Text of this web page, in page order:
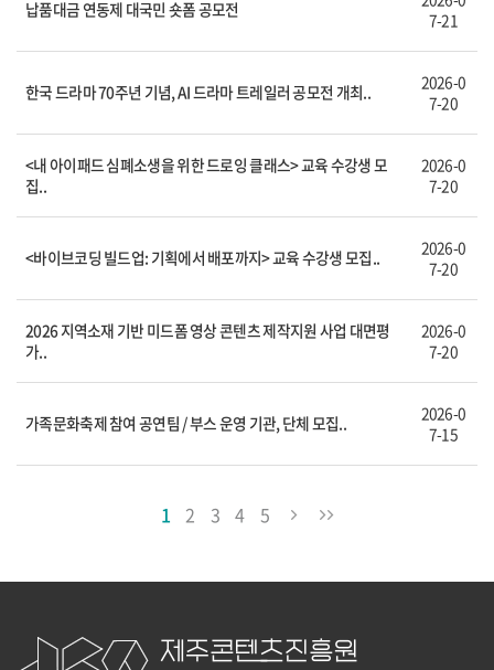
납품대금 연동제 대국민 숏폼 공모전
7-21
한국 드라마 70주년 기념, AI 드라마 트레일러 공모전 개최..
2026-0
7-20
<내 아이패드 심폐소생을 위한 드로잉 클래스> 교육 수강생 모
집..
2026-0
7-20
<바이브코딩 빌드업: 기획에서 배포까지> 교육 수강생 모집..
2026-0
7-20
2026 지역소재 기반 미드폼 영상 콘텐츠 제작지원 사업 대면평
가..
2026-0
7-20
가족문화축제 참여 공연팀 / 부스 운영 기관, 단체 모집..
2026-0
7-15
1 2 3 4 5